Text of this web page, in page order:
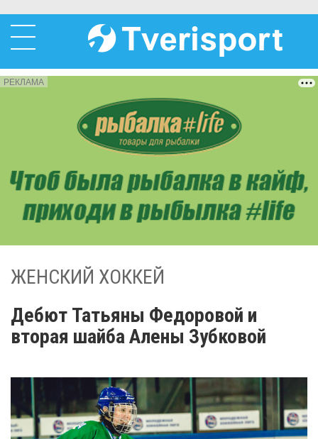
РЕКЛАМА
ЖЕНСКИЙ ХОККЕЙ
Дебют Татьяны Федоровой и
вторая шайба Алены Зубковой